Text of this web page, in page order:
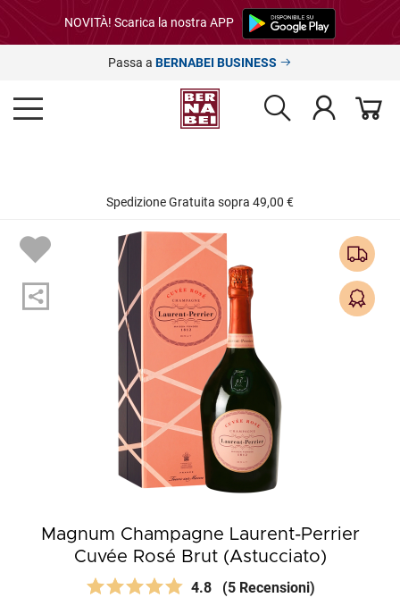
NOVITÀ! Scarica la nostra APP
Passa a BERNABEI BUSINESS
Spedizione Gratuita sopra 49,00 €
Magnum Champagne Laurent-Perrier
Cuvée Rosé Brut (Astucciato)
4.8 (5 Recensioni)